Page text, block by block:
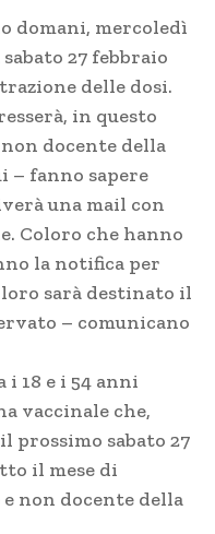
domani, mercoledì
27 febbraio
delle dosi.
in questo
docente della
– fanno sapere
una mail con
Coloro che hanno
la notifica per
loro sarà destinato il
– comunicano
18 e i 54 anni
vaccinale che,
prossimo sabato 27
il mese di
non docente della